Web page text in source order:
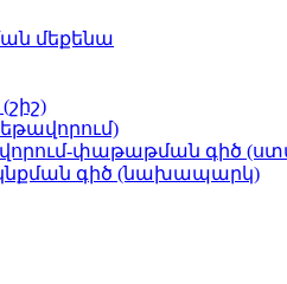
մեքենա
փաթաթման գիծ
գիծ (նախապարկ)